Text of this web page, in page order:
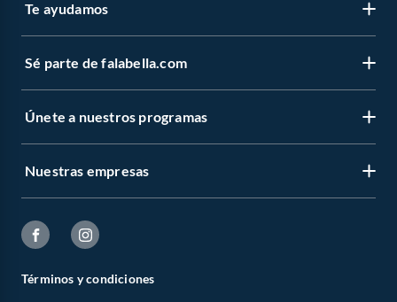
Te ayudamos
Sé parte de falabella.com
Únete a nuestros programas
Nuestras empresas
Términos y condiciones